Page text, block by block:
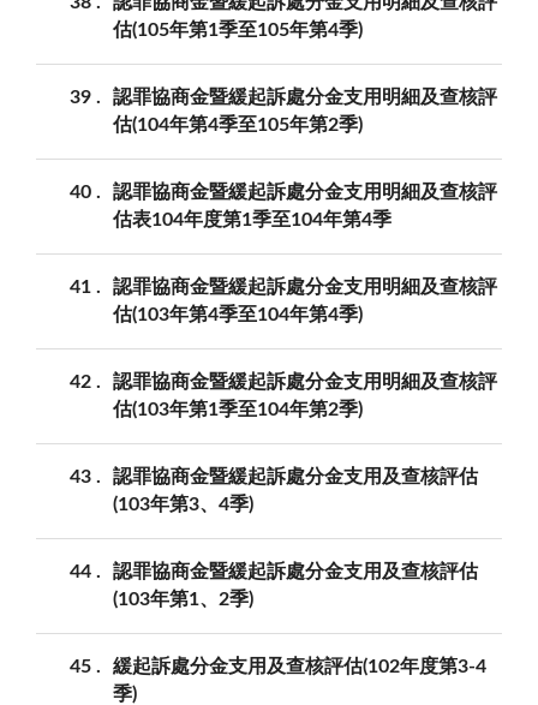
估(105年第1季至105年第4季)
39
認罪協商金暨緩起訴處分金支用明細及查核評
估(104年第4季至105年第2季)
40
認罪協商金暨緩起訴處分金支用明細及查核評
估表104年度第1季至104年第4季
41
認罪協商金暨緩起訴處分金支用明細及查核評
估(103年第4季至104年第4季)
42
認罪協商金暨緩起訴處分金支用明細及查核評
估(103年第1季至104年第2季)
43
認罪協商金暨緩起訴處分金支用及查核評估
(103年第3、4季)
44
認罪協商金暨緩起訴處分金支用及查核評估
(103年第1、2季)
45
緩起訴處分金支用及查核評估(102年度第3-4
季)